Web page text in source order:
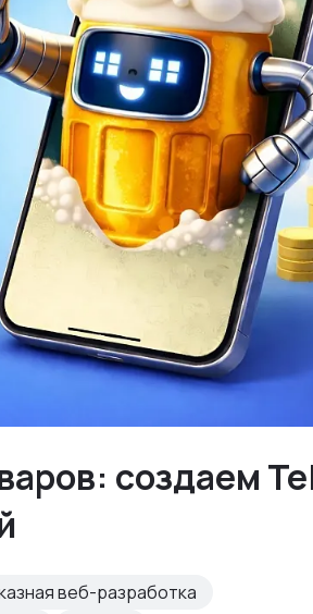
создаем
веб-разработка